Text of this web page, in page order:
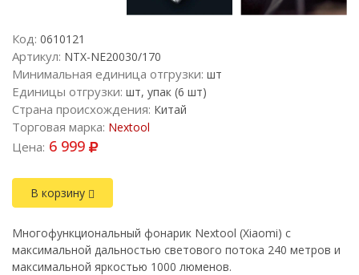
Код: 0610121
Артикул: NTX-NE20030/170
Минимальная единица отгрузки: шт
Единицы отгрузки: шт, упак (6 шт)
Страна происхождения: Китай
Торговая марка: Nextool
Цена: 6 999
В корзину
Многофункциональный фонарик Nextool (Xiaomi) с
максимальной дальностью светового потока 240 метров и
максимальной яркостью 1000 люменов.